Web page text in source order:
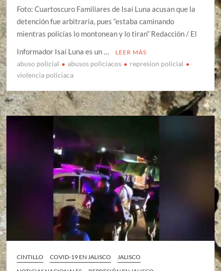
Foto: Cuartoscuro Familiares de Isaí Luna acusan que la
detención fue arbitraria, pues “estaba caminando
mientras policías lo montonean y lo tiran” Redacción / El
Informador Isaí Luna es un …
LEER MÁS
abuso policial abusos policíacos
represion policial
violencia policiaca
CINTILLO COVID-19 EN JALISCO
JALISCO